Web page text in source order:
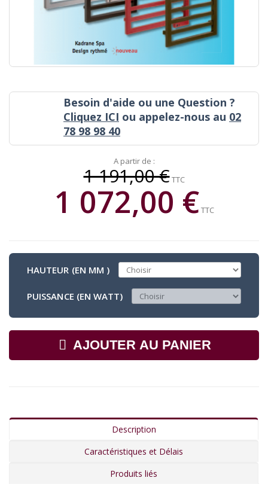
Besoin d'aide ou une Question ?
Cliquez ICI ou appelez-nous au 02
78 98 98 40
A partir de :
1 191,00 €TTC
1 072,00 €TTC
HAUTEUR (EN MM )
PUISSANCE (EN WATT)
AJOUTER AU PANIER
Description
Caractéristiques et Délais
Produits liés